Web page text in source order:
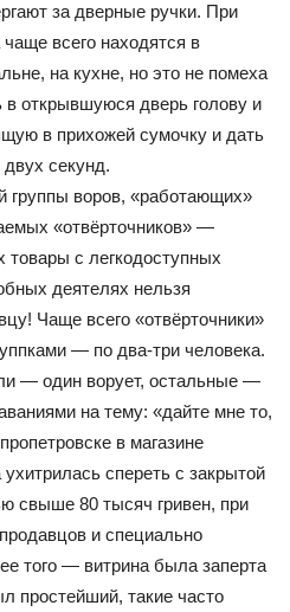
за дверные ручки. При
всего находятся в
на кухне, но это не помеха
открывшуюся дверь голову и
в прихожей сумочку и дать
секунд.
группы воров, «работающих»
«отвёрточников» —
с легкодоступных
деятелях нельзя
Чаще всего «отвёрточники»
— по два-три человека.
— один ворует, остальные —
на тему: «дайте мне то,
в магазине
спереть с закрытой
свыше 80 тысяч гривен, при
и специально
того — витрина была заперта
простейший, такие часто